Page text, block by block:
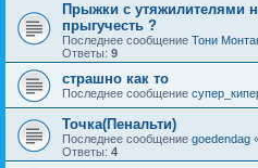
Прыжки с утяжилителями
прыгучесть ?
Последнее сообщение Тони
Ответы: 9
страшно как то
Последнее сообщение
Точка(Пенальти)
Последнее сообщение goedendag
Ответы: 4